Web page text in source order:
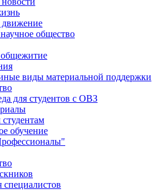
движение
общество
общежитие
виды материальной поддержки
для студентов с ОВЗ
обучение
специалистов